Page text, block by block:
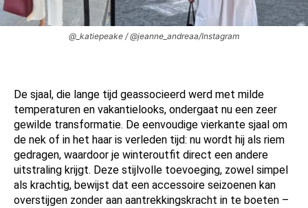
@_katiepeake / @jeanne_andreaa/Instagram
De sjaal, die lange tijd geassocieerd werd met milde
temperaturen en vakantielooks, ondergaat nu een zeer
gewilde transformatie. De eenvoudige vierkante sjaal om
de nek of in het haar is verleden tijd: nu wordt hij als riem
gedragen, waardoor je winteroutfit direct een andere
uitstraling krijgt. Deze stijlvolle toevoeging, zowel simpel
als krachtig, bewijst dat een accessoire seizoenen kan
overstijgen zonder aan aantrekkingskracht in te boeten –